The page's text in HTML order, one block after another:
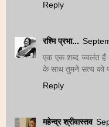
Reply
रश्मि प्रभा...
एक एक शब्द ज्वलंत हैं
के साथ तुमने सत्य को
Reply
महेन्द्र श्रीवास्तव